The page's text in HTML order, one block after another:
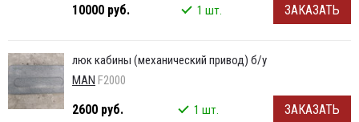
10000 руб. 1 шт. ЗАКАЗАТЬ
люк кабины (механический привод) б/у
MAN F2000
2600 руб. 1 шт. ЗАКАЗАТЬ